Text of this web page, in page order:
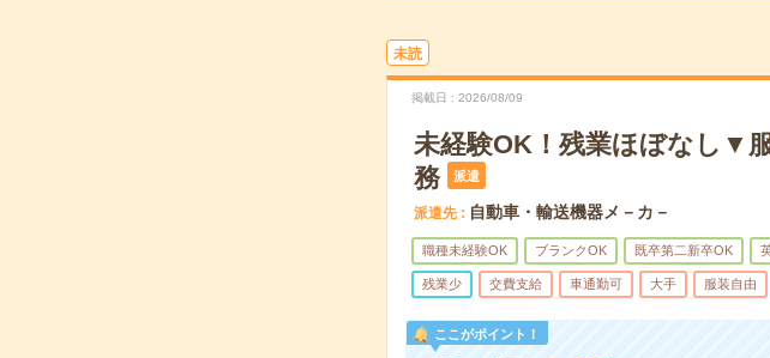
未読
掲載日 2026/08/09
未経験OK！残業ほぼなし▼
務
派遣
派遣先 自動車・輸送機器メ－カ－
職種未経験OK ブランクOK 既卒第二新卒OK
残業少 交費支給 車通勤可 大手 服装自由
ここがポイント！